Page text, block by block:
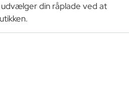
din råplade ved at